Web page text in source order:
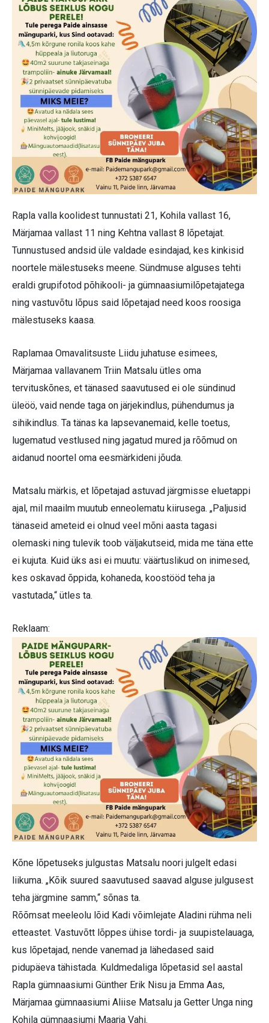
Rapla valla koolidest tunnustati 21, Kohila vallast 16,
Märjamaa vallast 11 ning Kehtna vallast 8 lõpetajat.
Tunnustused andsid üle valdade esindajad, kes kinkisid
noortele mälestuseks meene. Sündmuse alguses tehti
eraldi grupifotod põhikooli- ja gümnaasiumilõpetajatega
ning vastuvõtu lõpus said lõpetajad need koos roosiga
mälestuseks kaasa.
Raplamaa Omavalitsuste Liidu juhatuse esimees,
Märjamaa vallavanem Triin Matsalu ütles oma
tervituskõnes, et tänased saavutused ei ole sündinud
üleöö, vaid nende taga on järjekindlus, pühendumus ja
sihikindlus. Ta tänas ka lapsevanemaid, kelle toetus,
lugematud vestlused ning jagatud mured ja rõõmud on
aidanud noortel oma eesmärkideni jõuda.
Matsalu märkis, et lõpetajad astuvad järgmisse eluetappi
ajal, mil maailm muutub enneolematu kiirusega. „Paljusid
tänaseid ameteid ei olnud veel mõni aasta tagasi
olemaski ning tulevik toob väljakutseid, mida me täna ette
ei kujuta. Kuid üks asi ei muutu: väärtuslikud on inimesed,
kes oskavad õppida, kohaneda, koostööd teha ja
vastutada,“ ütles ta.
Reklaam:
Kõne lõpetuseks julgustas Matsalu noori julgelt edasi
liikuma. „Kõik suured saavutused saavad alguse julgusest
teha järgmine samm,“ sõnas ta.
Rõõmsat meeleolu lõid Kadi võimlejate Aladini rühma neli
etteastet. Vastuvõtt lõppes ühise tordi- ja suupistelauaga,
kus lõpetajad, nende vanemad ja lähedased said
pidupäeva tähistada. Kuldmedaliga lõpetasid sel aastal
Rapla gümnaasiumi Günther Erik Nisu ja Emma Aas,
Märjamaa gümnaasiumi Aliise Matsalu ja Getter Unga ning
Kohila gümnaasiumi Maarja Vahi.